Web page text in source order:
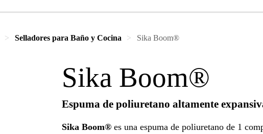
Selladores para Baño y Cocina Sika Boom®
Sika Boom®
Espuma de poliuretano altamente
Sika Boom®es una espuma de poliuretano de 1